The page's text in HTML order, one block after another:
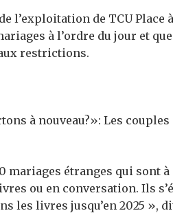
l’exploitation de TCU Place
à l’ordre du jour et
restrictions.
à nouveau?»: Les
mariages étranges qui sont
ou en conversation. Ils
les livres jusqu’en 2025 »,